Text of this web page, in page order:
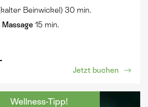
Beinwickel) 30 min.
15 min.
Jetzt buchen
Wellness-Tipp!